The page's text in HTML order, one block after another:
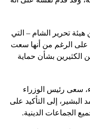
تحرير الشام – التي
على الرغم من أنها سعت
الكثيرين بشأن حماية
سعى رئيس الوزراء
البشير، إلى التأكيد على
الجماعات الدينية.